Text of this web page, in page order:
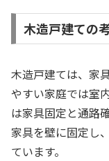
木造戸建ての
木造戸建ては、家
やすい家庭では室
は家具固定と通路
家具を壁に固定し
ています。